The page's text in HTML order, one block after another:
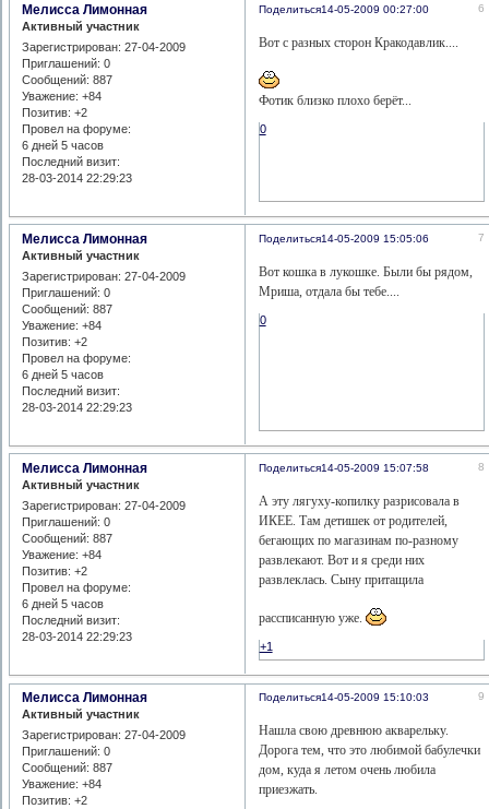
Поделиться 6
14-05-2009 00:27:00
Мелисса Лимонная
Активный участник
Зарегистрирован: 27-04-2009
Приглашений: 0
Сообщений: 887
Уважение: +84
Позитив: +2
Провел на форуме:
6 дней 5 часов
Последний визит:
28-03-2014 22:29:23
Вот с разных сторон Кракодавлик....
Фотик близко плохо берёт...
0
Поделиться 7
14-05-2009 15:05:06
Мелисса Лимонная
Активный участник
Зарегистрирован: 27-04-2009
Приглашений: 0
Сообщений: 887
Уважение: +84
Позитив: +2
Провел на форуме:
6 дней 5 часов
Последний визит:
28-03-2014 22:29:23
Вот кошка в лукошке. Были бы рядом,
Мриша, отдала бы тебе....
0
Поделиться 8
14-05-2009 15:07:58
Мелисса Лимонная
Активный участник
Зарегистрирован: 27-04-2009
Приглашений: 0
Сообщений: 887
Уважение: +84
Позитив: +2
Провел на форуме:
6 дней 5 часов
Последний визит:
28-03-2014 22:29:23
А эту лягуху-копилку разрисовала в
ИКЕЕ. Там детишек от родителей,
бегающих по магазинам по-разному
развлекают. Вот и я среди них
развлеклась. Сыну притащила
рассписанную уже.
+1
Поделиться 9
14-05-2009 15:10:03
Мелисса Лимонная
Активный участник
Зарегистрирован: 27-04-2009
Приглашений: 0
Сообщений: 887
Уважение: +84
Позитив: +2
Нашла свою древнюю акварельку.
Дорога тем, что это любимой бабулечки
дом, куда я летом очень любила
приезжать.